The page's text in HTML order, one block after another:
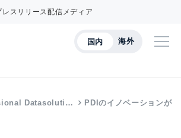
スリリース配信メディア
国内 海外
Datasoluti… PDIのイノベーションが